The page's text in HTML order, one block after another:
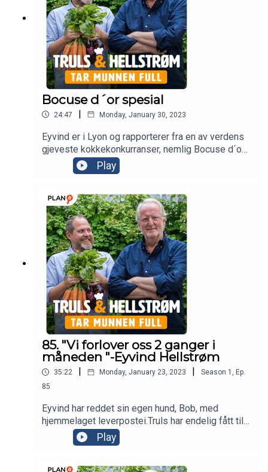
Bocuse d´or spesial
24:47 | Monday, January 30, 2023
Eyvind er i Lyon og rapporterer fra en av verdens
gjeveste kokkekonkurranser, nemlig Bocuse d´or!
Han er stolt av Norge som tok hjem et velfortjent
sølv, men har også fått god tid til å pleie
kjærligheten og shoppinglysten.
Play
85. "Vi forlover oss 2 ganger i
måneden "-Eyvind Hellstrøm
35:22 | Monday, January 23, 2023 | Season 1 , Ep.
85
Eyvind har reddet sin egen hund, Bob, med
hjemmelaget leverpostei.Truls har endelig fått til
den famøse potetpurèen til Eyvind, men ingen av
gutta har benyttet jula til å fri.
Play